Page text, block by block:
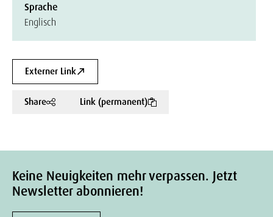
Sprache
Englisch
Externer Link
Share Link (permanent)
Keine Neuigkeiten mehr verpassen. Jetzt
Newsletter abonnieren!